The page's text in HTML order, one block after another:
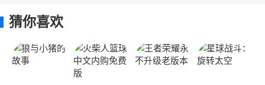
猜你喜欢